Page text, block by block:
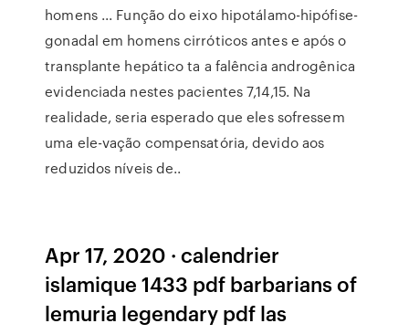
homens ... Função do eixo hipotálamo-hipófise-
gonadal em homens cirróticos antes e após o
transplante hepático ta a falência androgênica
evidenciada nestes pacientes 7,14,15. Na
realidade, seria esperado que eles sofressem
uma ele-vação compensatória, devido aos
reduzidos níveis de..
Apr 17, 2020 · calendrier
islamique 1433 pdf barbarians of
lemuria legendary pdf las